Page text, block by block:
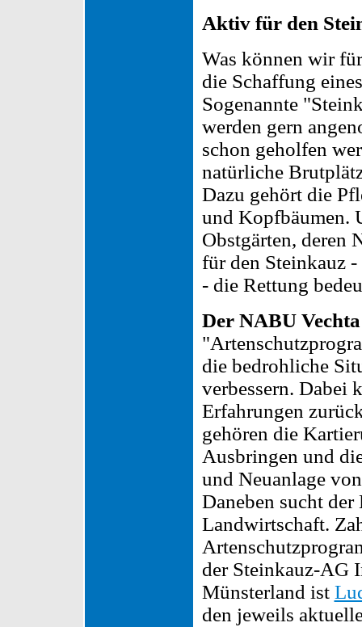
Aktiv für den
Was können wir
die Schaffung
Sogenannte
werden gern
schon geholfen
natürliche
Dazu gehört die
und Kopfbäumen.
Obstgärten, deren
für den Steinkauz
- die Rettung
Der NABU Vechta
die bedrohliche
verbessern. Dabei
Erfahrungen
gehören die
Ausbringen und
und Neuanlage
Daneben sucht
Landwirtschaft.
der Steinkauz-AG
Münsterland ist
den jeweils